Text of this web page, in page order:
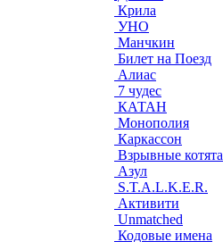
Крила
УНО
Манчкин
Билет на Поезд
Алиас
7 чудес
КАТАН
Монополия
Каркассон
Взрывные котята
Азул
S.T.A.L.K.E.R.
Активити
Unmatched
Кодовые имена